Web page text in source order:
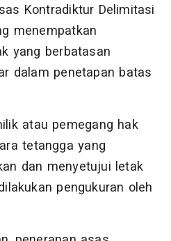
Kontradiktur Delimitasi
menempatkan
yang berbatasan
dalam penetapan batas
atau pemegang hak
tetangga yang
dan menyetujui letak
pengukuran oleh